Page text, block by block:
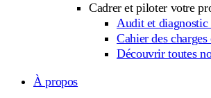
Cadrer et piloter votre
Audit et
Cahier des
Découvrir toutes
À propos